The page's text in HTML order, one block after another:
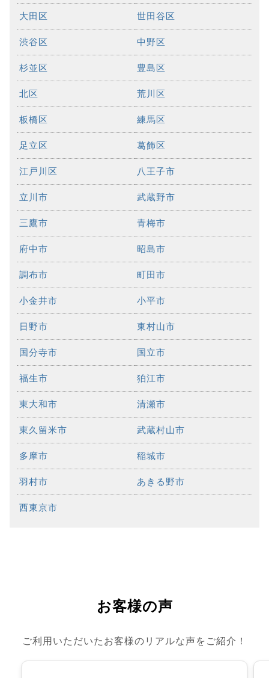
大田区 世田谷区
渋谷区 中野区
杉並区 豊島区
北区 荒川区
板橋区 練馬区
足立区 葛飾区
江戸川区 八王子市
立川市 武蔵野市
三鷹市 青梅市
府中市 昭島市
調布市 町田市
小金井市 小平市
日野市 東村山市
国分寺市 国立市
福生市 狛江市
東大和市 清瀬市
東久留米市 武蔵村山市
多摩市 稲城市
羽村市 あきる野市
西東京市
お客様の声
ご利用いただいたお客様のリアルな声をご紹介！